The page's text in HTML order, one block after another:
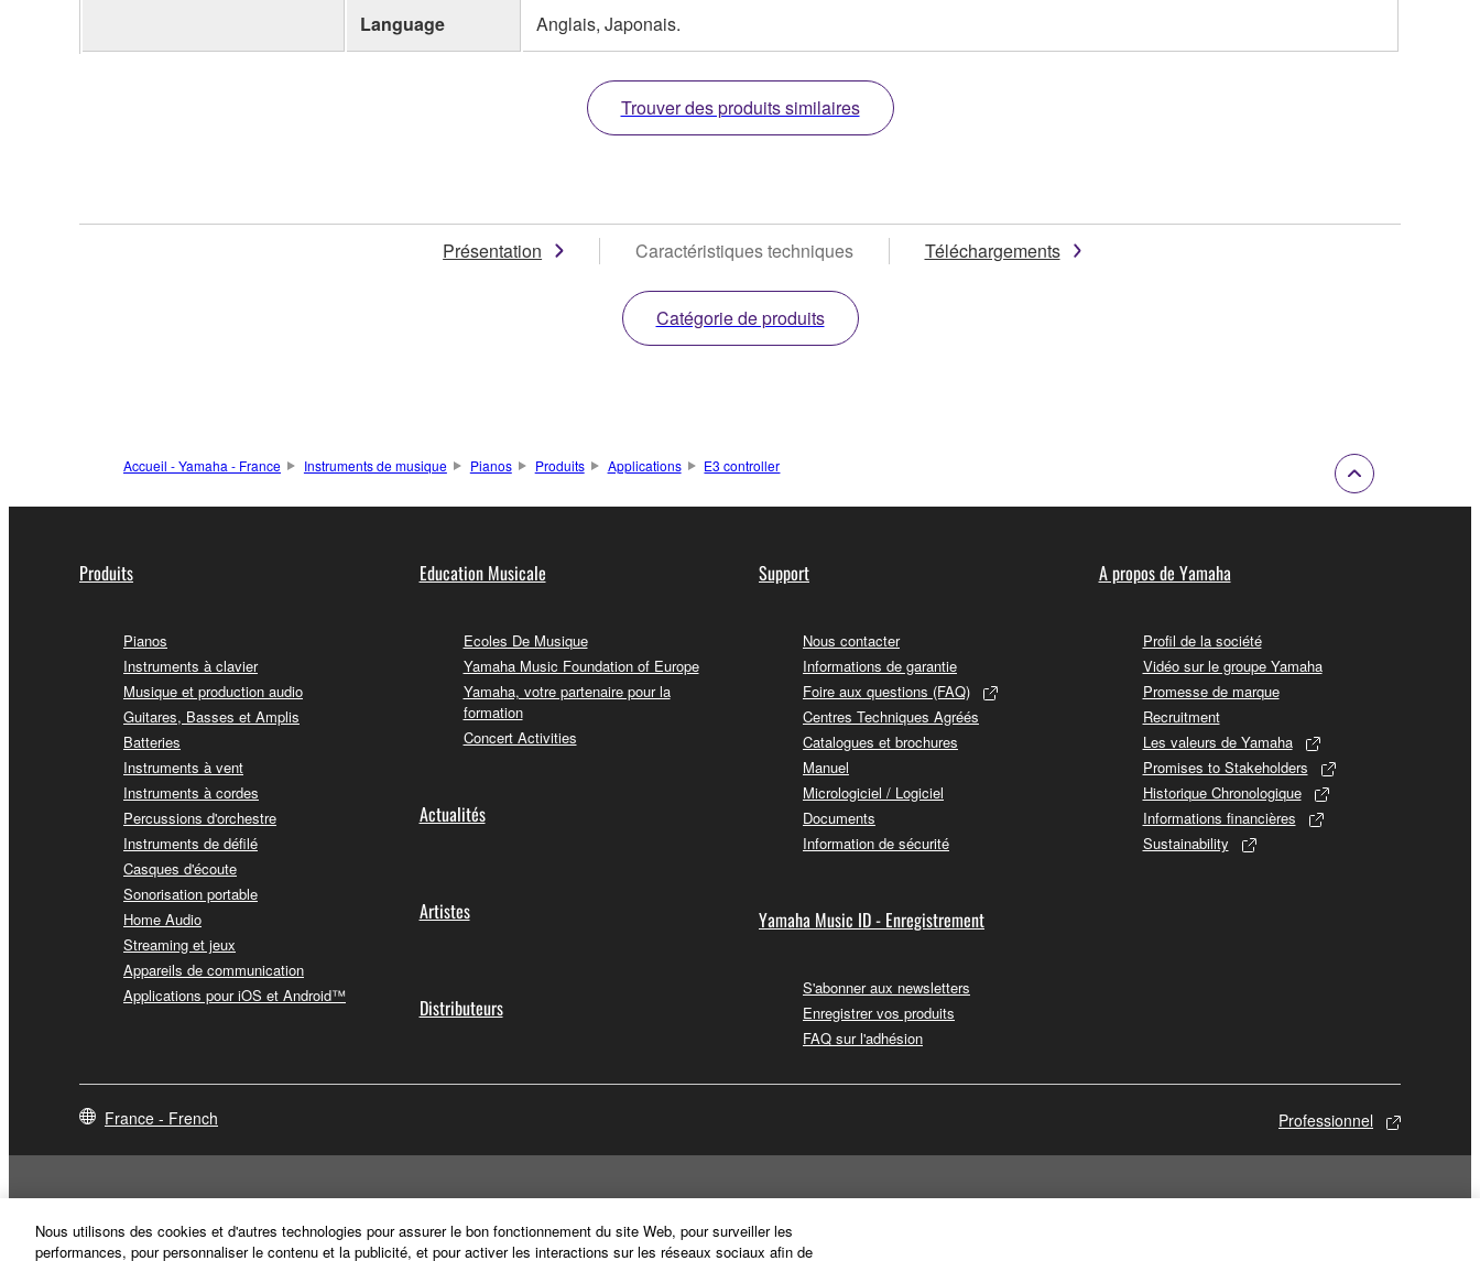
Language Anglais, Japonais.
Trouver des produits similaires
Présentation Caractéristiques techniques Téléchargements
Catégorie de produits
Accueil - Yamaha - France Instruments de musique Pianos Produits Applications E3 controller
Produits
Pianos
Instruments à clavier
Musique et production audio
Guitares, Basses et Amplis
Batteries
Instruments à vent
Instruments à cordes
Percussions d'orchestre
Instruments de défilé
Casques d'écoute
Sonorisation portable
Home Audio
Streaming et jeux
Appareils de communication
Applications pour iOS et Android™
Education Musicale
Ecoles De Musique
Yamaha Music Foundation of Europe
Yamaha, votre partenaire pour la
formation
Concert Activities
Actualités
Artistes
Distributeurs
Support
Nous contacter
Informations de garantie
Foire aux questions (FAQ)
Centres Techniques Agréés
Catalogues et brochures
Manuel
Micrologiciel / Logiciel
Documents
Information de sécurité
Yamaha Music ID - Enregistrement
S'abonner aux newsletters
Enregistrer vos produits
FAQ sur l'adhésion
A propos de Yamaha
Profil de la société
Vidéo sur le groupe Yamaha
Promesse de marque
Recruitment
Les valeurs de Yamaha
Promises to Stakeholders
Historique Chronologique
Informations financières
Sustainability
France - French Professionnel
Nous utilisons des cookies et d'autres technologies pour assurer le bon fonctionnement du site Web, pour surveiller les
performances, pour personnaliser le contenu et la publicité, et pour activer les interactions sur les réseaux sociaux afin de